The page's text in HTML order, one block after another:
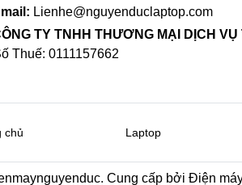
Lienhe@nguyenduclaptop.com
TY TNHH THƯƠNG MẠI DỊCH
Thuế: 0111157662
chủ Laptop
Cung cấp bởi Điện